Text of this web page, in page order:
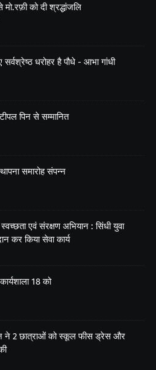
मो.रफ़ी को दी श्रद्धांजलि
सर्वश्रेष्ठ धरोहर है पौधे - आभा गांधी
पिन से सम्मानित
समारोह संपन्न
एवं संरक्षण अभियान : सिंधी युवा
कर किया सेवा कार्य
18 को
ने 2 छात्राओं को स्कूल फीस ड्रेस और